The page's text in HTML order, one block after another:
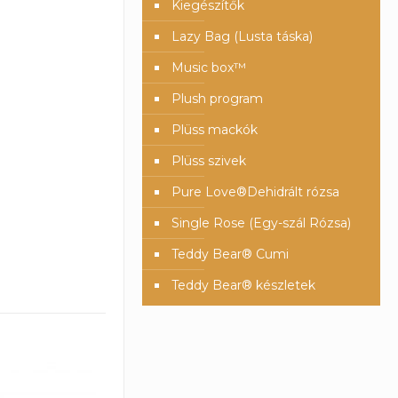
Kiegészítők
Lazy Bag (Lusta táska)
Music box™️
Plush program
Plüss mackók
Plüss szivek
Pure Love®️Dehidrált rózsa
Single Rose (Egy-szál Rózsa)
Teddy Bear® Cumi
Teddy Bear® készletek